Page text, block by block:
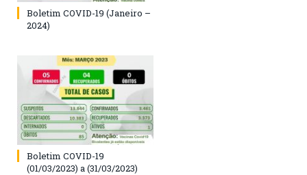
Boletim COVID-19 (Janeiro –
2024)
Boletim COVID-19
(01/03/2023) a (31/03/2023)